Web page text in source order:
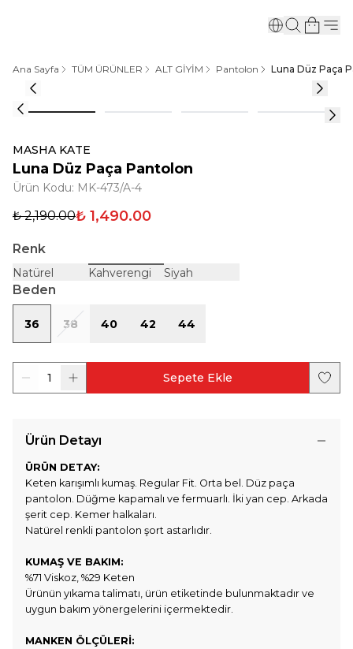
Ana Sayfa TÜM ÜRÜNLER ALT GİYİM Pantolon Luna Düz Paça
MASHA KATE
Luna Düz Paça Pantolon
Ürün Kodu: MK-473/A-4
₺ 2,190.00₺ 1,490.00
Renk
Natürel Kahverengi Siyah
Beden
36 38 40 42 44
1 Sepete Ekle
Ürün Detayı
ÜRÜN DETAY:
Keten karışımlı kumaş. Regular Fit. Orta bel. Düz paça
pantolon. Düğme kapamalı ve fermuarlı. İki yan cep. Arkada
şerit cep. Kemer halkaları.
Natürel renkli pantolon şort astarlıdır.
KUMAŞ VE BAKIM:
%71 Viskoz, %29 Keten
Ürünün yıkama talimatı, ürün etiketinde bulunmaktadır ve
uygun bakım yönergelerini içermektedir.
MANKEN ÖLÇÜLERİ: